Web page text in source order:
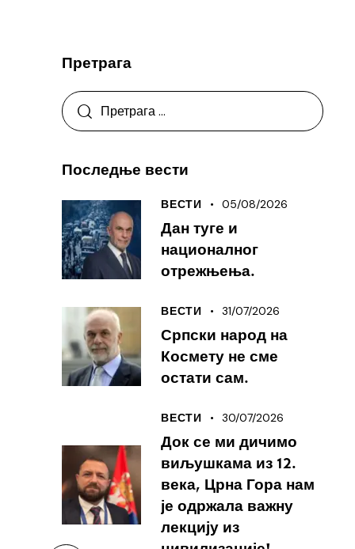
Претрага
Последње вести
ВЕСТИ 05/08/2026
Дан туге и
националног
отрежњења.
ВЕСТИ 31/07/2026
Српски народ на
Космету не сме
остати сам.
ВЕСТИ 30/07/2026
Док се ми дичимо
виљушкама из 12.
века, Црна Гора нам
је одржала важну
лекцију из